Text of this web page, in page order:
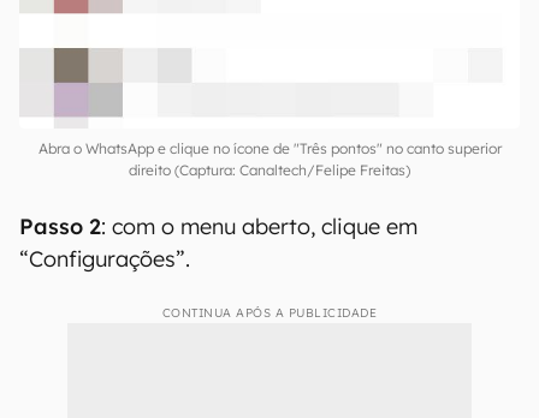
Abra o WhatsApp e clique no ícone de "Três pontos" no canto superior
direito (Captura: Canaltech/Felipe Freitas)
Passo 2: com o menu aberto, clique em
“Configurações”.
CONTINUA APÓS A PUBLICIDADE